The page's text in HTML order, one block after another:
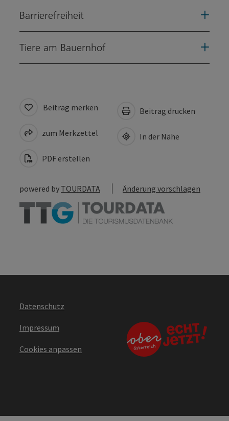
Barrierefreiheit
Tiere am Bauernhof
Beitrag merken
zum Merkzettel
PDF erstellen
Beitrag drucken
In der Nähe
powered by TOURDATA Änderung vorschlagen
Datenschutz
Impressum
Cookies anpassen